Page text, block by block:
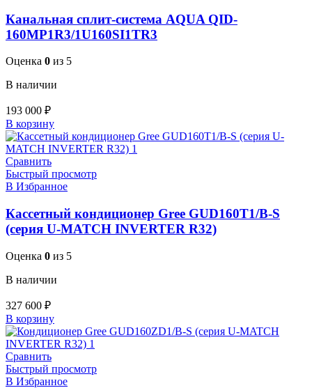
Канальная сплит-система AQUA QID-
160MP1R3/1U160SI1TR3
Оценка 0 из 5
В наличии
193 000 ₽
В корзину
Сравнить
Быстрый просмотр
В Избранное
Кассетный кондиционер Gree GUD160T1/B-S
(серия U-MATCH INVERTER R32)
Оценка 0 из 5
В наличии
327 600 ₽
В корзину
Сравнить
Быстрый просмотр
В Избранное